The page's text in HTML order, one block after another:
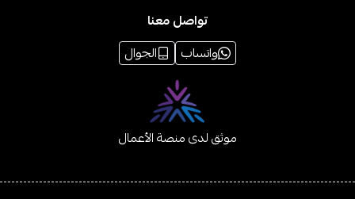
تواصل معنا
واتساب
الجوال
موثق لدى منصة الأعمال